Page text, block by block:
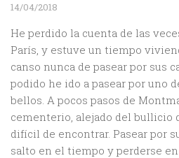
14/04/2018
He perdido la cuenta de las
París, y estuve un tiempo
canso nunca de pasear por sus
podido he ido a pasear por uno
bellos. A pocos pasos de
cementerio, alejado del bullicio
difícil de encontrar. Pasear por
salto en el tiempo y perderse